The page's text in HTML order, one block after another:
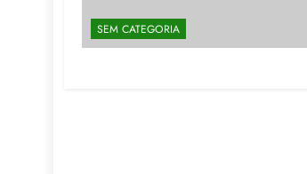
SEM CATEGORIA